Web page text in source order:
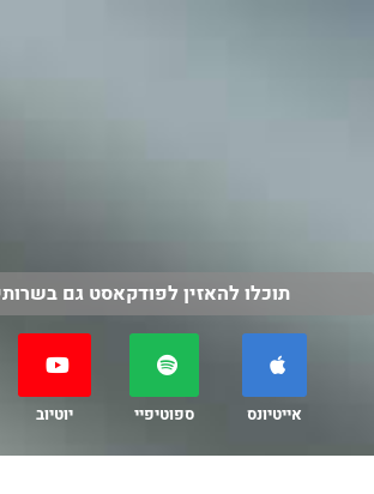
תוכלו להאזין לפודקאסט גם
אייטיונס ספוטיפיי יוטיוב